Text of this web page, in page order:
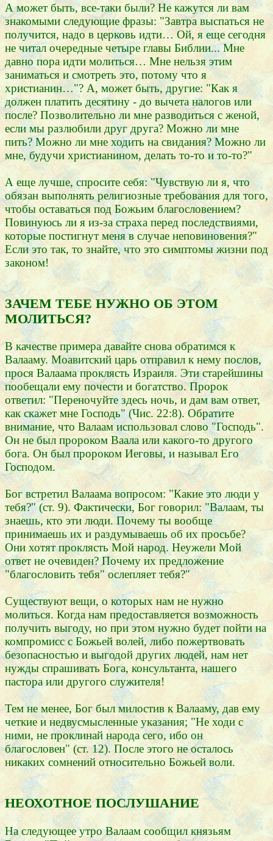
А может быть, все-таки были? Не кажутся ли вам
знакомыми следующие фразы: "Завтра выспаться не
получится, надо в церковь идти… Ой, я еще сегодня
не читал очередные четыре главы Библии... Мне
давно пора идти молиться… Мне нельзя этим
заниматься и смотреть это, потому что я
христианин…"? А, может быть, другие: "Как я
должен платить десятину - до вычета налогов или
после? Позволительно ли мне разводиться с женой,
если мы разлюбили друг друга? Можно ли мне
пить? Можно ли мне ходить на свидания? Можно ли
мне, будучи христианином, делать то-то и то-то?"
А еще лучше, спросите себя: "Чувствую ли я, что
обязан выполнять религиозные требования для того,
чтобы оставаться под Божьим благословением?
Повинуюсь ли я из-за страха перед последствиями,
которые постигнут меня в случае неповиновения?"
Если это так, то знайте, что это симптомы жизни под
законом!
ЗАЧЕМ ТЕБЕ НУЖНО ОБ ЭТОМ
МОЛИТЬСЯ?
В качестве примера давайте снова обратимся к
Валааму. Моавитский царь отправил к нему послов,
прося Валаама проклясть Израиля. Эти старейшины
пообещали ему почести и богатство. Пророк
ответил: "Переночуйте здесь ночь, и дам вам ответ,
как скажет мне Господь" (Чис. 22:8). Обратите
внимание, что Валаам использовал слово "Господь".
Он не был пророком Ваала или какого-то другого
бога. Он был пророком Иеговы, и называл Его
Господом.
Бог встретил Валаама вопросом: "Какие это люди у
тебя?" (ст. 9). Фактически, Бог говорил: "Валаам, ты
знаешь, кто эти люди. Почему ты вообще
принимаешь их и раздумываешь об их просьбе?
Они хотят проклясть Мой народ. Неужели Мой
ответ не очевиден? Почему их предложение
"благословить тебя" ослепляет тебя?"
Существуют вещи, о которых нам не нужно
молиться. Когда нам предоставляется возможность
получить выгоду, но при этом нужно будет пойти на
компромисс с Божьей волей, либо пожертвовать
безопасностью и выгодой других людей, нам нет
нужды спрашивать Бога, консультанта, нашего
пастора или другого служителя!
Тем не менее, Бог был милостив к Валааму, дав ему
четкие и недвусмысленные указания; "Не ходи с
ними, не проклинай народа сего, ибо он
благословен" (ст. 12). После этого не осталось
никаких сомнений относительно Божьей воли.
НЕОХОТНОЕ ПОСЛУШАНИЕ
На следующее утро Валаам сообщил князьям